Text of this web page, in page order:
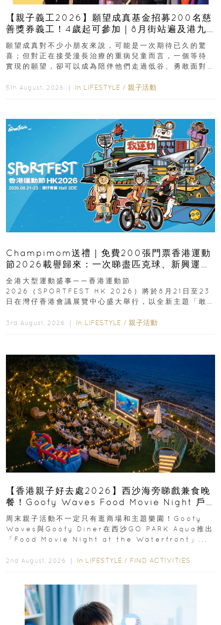
【親子義工2026】願望成真基金招募200名慈
善獎券義工！4歲起可參加｜8月街站遍及港九
新界
願望成真對不少小朋友來說，可能是一次期待已久的驚
喜；但對正在接受漫長治療的重病兒童而言，一個等待
實現的願望，卻可以成為陪伴他們走過低谷、勇敢面對
5th August, 2026 ｜ In LIFESTYLE / 親子活動
Champimom送禮｜免費200張門票香港運動
節2026載譽歸來：一次睇盡匹克球、新興運
動、街舞比賽＋逾百運動品牌展覽
全港大型運動盛事——香港運動節
2026（SPORTFEST HK 2026）將於8月21日至23
日在灣仔香港會議展覽中心盛大舉行，以全新主題「敢
3rd August, 2026 ｜ In LIFESTYLE / 親子活動
【香港親子好去處2026】西沙海旁睇戲兼食晚
餐！Goofy Waves Food Movie Night 戶
外影院逢週末登場
周末親子活動不一定只有逛商場和主題樂園！Goofy
Waves與Goofy Diner在西沙GO PARK Aqua推出
「Food Movie Night at the Waterfront」...
2nd August, 2026 ｜ In LIFESTYLE / FIND ACTIVITIES